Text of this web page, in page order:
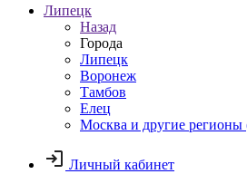
Липецк
Назад
Города
Липецк
Воронеж
Тамбов
Елец
Москва и другие регионы
Личный кабинет